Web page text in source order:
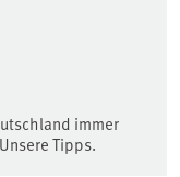
immer
Tipps.